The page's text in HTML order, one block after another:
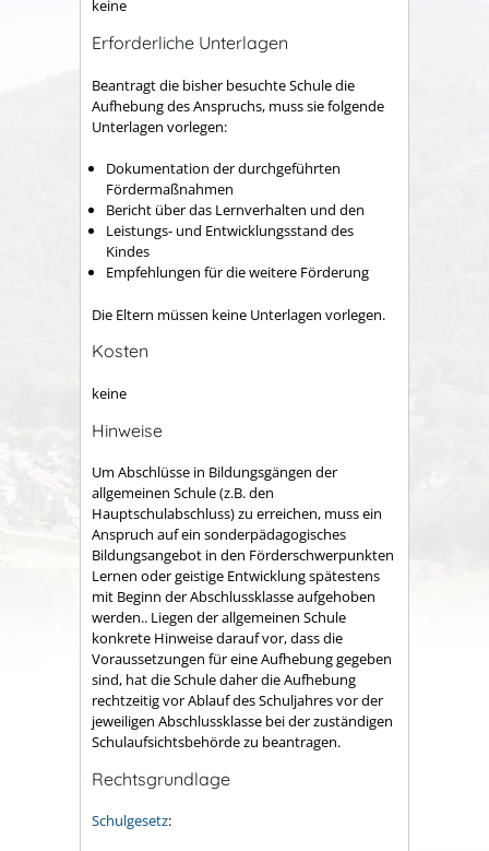
keine
Erforderliche Unterlagen
Beantragt die bisher besuchte Schule die
Aufhebung des Anspruchs, muss sie folgende
Unterlagen vorlegen:
Dokumentation der durchgeführten
Fördermaßnahmen
Bericht über das Lernverhalten und den
Leistungs- und Entwicklungsstand des
Kindes
Empfehlungen für die weitere Förderung
Die Eltern müssen keine Unterlagen vorlegen.
Kosten
keine
Hinweise
Um Abschlüsse in Bildungsgängen der
allgemeinen Schule (z.B. den
Hauptschulabschluss) zu erreichen, muss ein
Anspruch auf ein sonderpädagogisches
Bildungsangebot in den Förderschwerpunkten
Lernen oder geistige Entwicklung spätestens
mit Beginn der Abschlussklasse aufgehoben
werden.. Liegen der allgemeinen Schule
konkrete Hinweise darauf vor, dass die
Voraussetzungen für eine Aufhebung gegeben
sind, hat die Schule daher die Aufhebung
rechtzeitig vor Ablauf des Schuljahres vor der
jeweiligen Abschlussklasse bei der zuständigen
Schulaufsichtsbehörde zu beantragen.
Rechtsgrundlage
Schulgesetz: